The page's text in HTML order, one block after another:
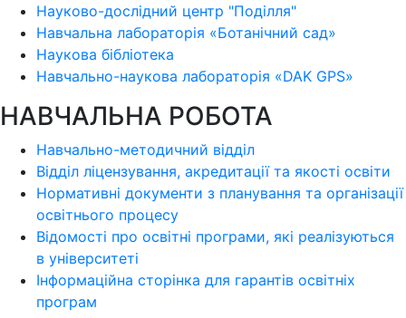
Науково-дослідний центр "Поділля"
Навчальна лабораторія «Ботанічний сад»
Наукова бібліотека
Навчально-наукова лабораторія «DAK GPS»
НАВЧАЛЬНА РОБОТА
Навчально-методичний відділ
Відділ ліцензування, акредитації та якості освіти
Нормативні документи з планування та організації
освітнього процесу
Відомості про освітні програми, які реалізуються
в університеті
Інформаційна сторінка для гарантів освітніх
програм